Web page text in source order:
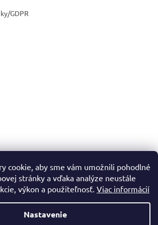
cookie, aby sme vám umožnili pohodlné
stránky a vďaka analýze neustále
výkon a použiteľnosť. Viac informácií
Nastavenie
GDPR